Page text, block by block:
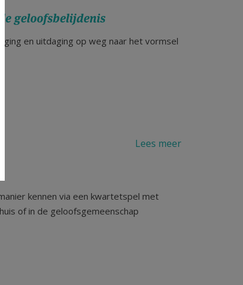
geloofsbelijdenis
en uitdaging op weg naar het vormsel
Lees meer
kennen via een kwartetspel met
of in de geloofsgemeenschap